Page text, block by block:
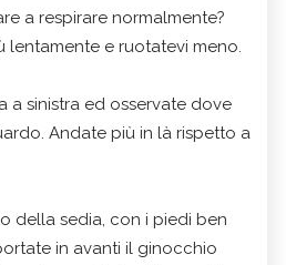
a respirare normalmente?
lentamente e ruotatevi meno.
a sinistra ed osservate dove
Andate più in là rispetto a
della sedia, con i piedi ben
in avanti il ginocchio